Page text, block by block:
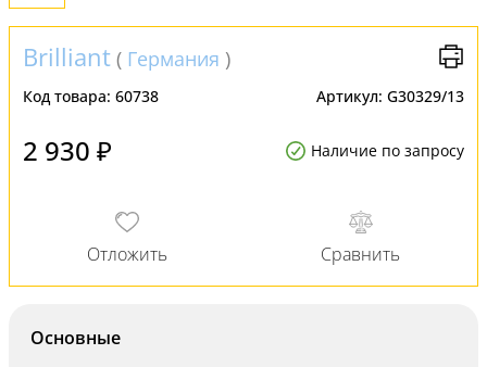
Brilliant ( Германия )
Код товара: 60738 Артикул: G30329/13
2 930 ₽ Наличие по запросу
Основные